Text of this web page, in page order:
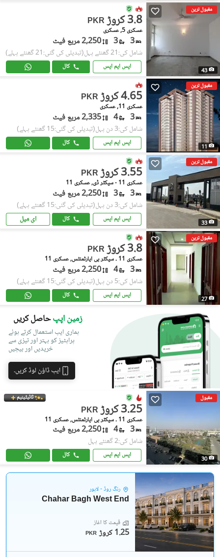
مقبول ترین
43
PKR 3.8 کروڑ
عسکری 5, عسکری
3
3 2,250 مربع فیٹ
شامل کی:21 گھنٹے پہل (تبدیلی کی گئی:21 گھنٹے پہلے)
ایس ایم ایس کال
مقبول ترین
11
PKR 4.65 کروڑ
عسکری 11, عسکری
3
4 2,335 مربع فیٹ
شامل کی:3 دن پہل (تبدیلی کی گئی:15 گھنٹے پہلے)
ایس ایم ایس کال
مقبول ترین
33
PKR 3.55 کروڑ
عسکری 11 - سیکٹر ڈی, عسکری 11
3
3 2,250 مربع فیٹ
شامل کی:3 دن پہل (تبدیلی کی گئی:15 گھنٹے پہلے)
ایس ایم ایس کال ای میل
مقبول ترین
27
PKR 3.8 کروڑ
عسکری 11 ۔ سیکٹر بی اپارٹمنٹس, عسکری 11
3
4 2,250 مربع فیٹ
شامل کی:5 دن پہل (تبدیلی کی گئی:15 گھنٹے پہلے)
ایس ایم ایس کال
زمین اپپحاصل کریں
ہماری ایپ استعمال کرتے ہوئے
پراپٹیز کو بہتر اور تیزی سے
خریدیں اور بیچیں
ایپ ڈاؤن لوڈ کریں۔
مقبول
30
ٹائیٹینیم
PKR 3.25 کروڑ
عسکری 11 ۔ سیکٹر بی اپارٹمنٹس, عسکری 11
3
4 2,250 مربع فیٹ
شامل کی:2 گھنٹے پہل
ایس ایم ایس کال
رِنگ روڈ - لاہور
Chahar Bagh West End
قیمت کا آغاز
PKR 1.25 کروڑ